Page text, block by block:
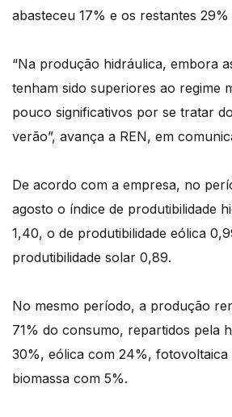
abasteceu 17% e os restantes
“Na produção hidráulica, embora
tenham sido superiores ao regime
pouco significativos por se tratar
verão”, avança a REN, em
De acordo com a empresa, no
agosto o índice de produtibilidade
1,40, o de produtibilidade eólica
produtibilidade solar 0,89.
No mesmo período, a produção
71% do consumo, repartidos pela
30%, eólica com 24%, fotovoltaica
biomassa com 5%.